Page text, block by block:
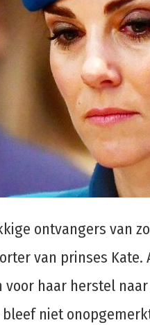
ontvangers van
van prinses
voor haar herstel
niet